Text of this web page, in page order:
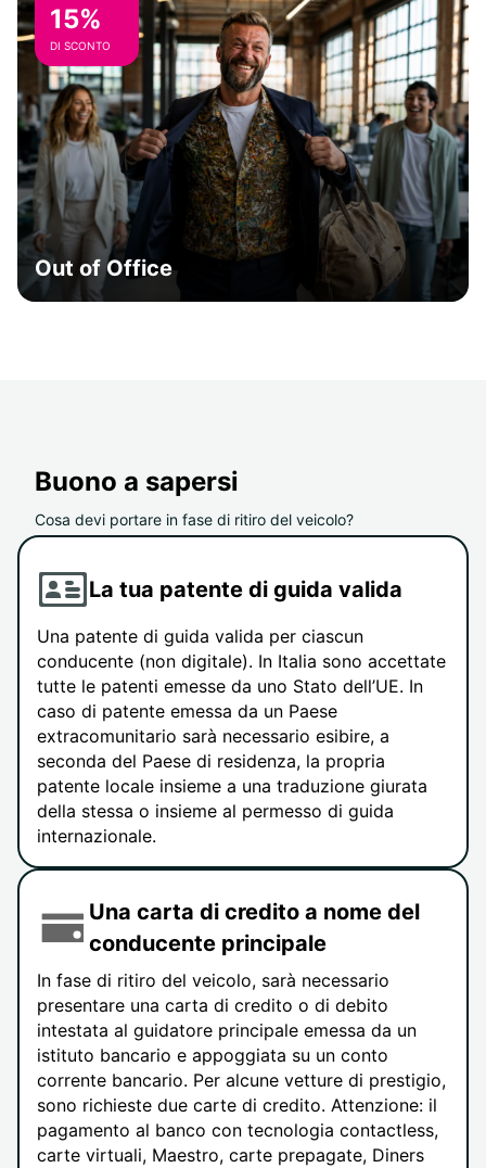
15%
DI SCONTO
Out of Office
Buono a sapersi
Cosa devi portare in fase di ritiro del veicolo?
La tua patente di guida valida
Una patente di guida valida per ciascun
conducente (non digitale). In Italia sono accettate
tutte le patenti emesse da uno Stato dell’UE. In
caso di patente emessa da un Paese
extracomunitario sarà necessario esibire, a
seconda del Paese di residenza, la propria
patente locale insieme a una traduzione giurata
della stessa o insieme al permesso di guida
internazionale.
Una carta di credito a nome del
conducente principale
In fase di ritiro del veicolo, sarà necessario
presentare una carta di credito o di debito
intestata al guidatore principale emessa da un
istituto bancario e appoggiata su un conto
corrente bancario. Per alcune vetture di prestigio,
sono richieste due carte di credito. Attenzione: il
pagamento al banco con tecnologia contactless,
carte virtuali, Maestro, carte prepagate, Diners